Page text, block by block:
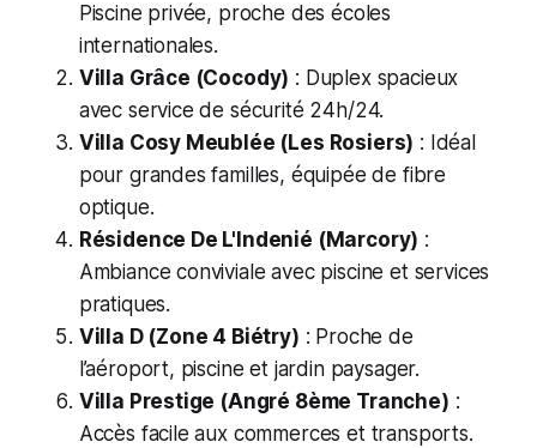
Piscine privée, proche des écoles
internationales.
Villa Grâce (Cocody) : Duplex spacieux
avec service de sécurité 24h/24.
Villa Cosy Meublée (Les Rosiers) : Idéal
pour grandes familles, équipée de fibre
optique.
Résidence De L'Indenié (Marcory) :
Ambiance conviviale avec piscine et services
pratiques.
Villa D (Zone 4 Biétry) : Proche de
l’aéroport, piscine et jardin paysager.
Villa Prestige (Angré 8ème Tranche) :
Accès facile aux commerces et transports.